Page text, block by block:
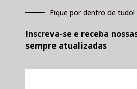
Fique por dentro de tudo!
Inscreva-se e receba
sempre atualizadas